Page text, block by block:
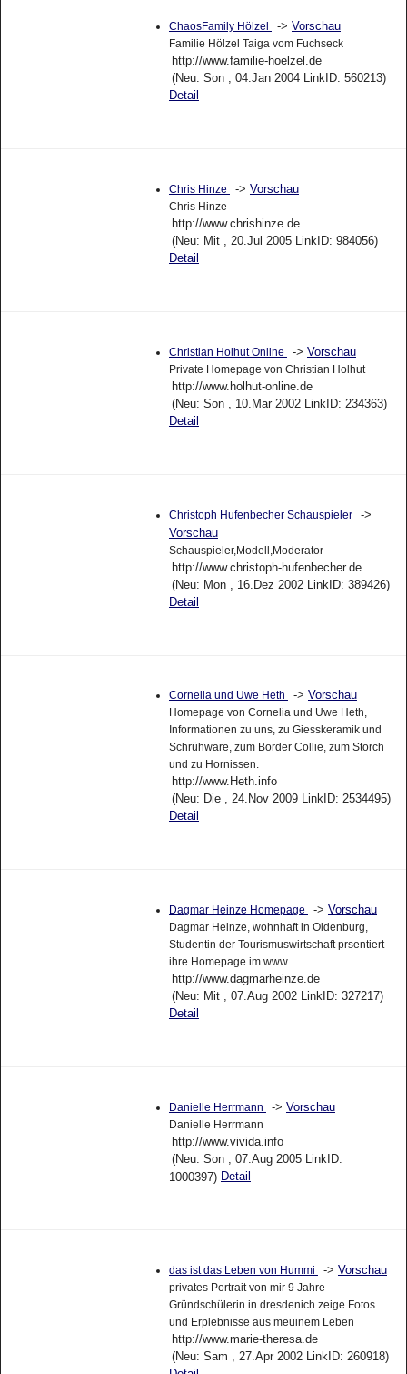
ChaosFamily Hölzel -> Vorschau
Familie Hölzel Taiga vom Fuchseck
http://www.familie-hoelzel.de
(Neu: Son , 04.Jan 2004 LinkID: 560213)
Detail
Chris Hinze -> Vorschau
Chris Hinze
http://www.chrishinze.de
(Neu: Mit , 20.Jul 2005 LinkID: 984056)
Detail
Christian Holhut Online -> Vorschau
Private Homepage von Christian Holhut
http://www.holhut-online.de
(Neu: Son , 10.Mar 2002 LinkID: 234363)
Detail
Christoph Hufenbecher Schauspieler
->
Vorschau
Schauspieler,Modell,Moderator
http://www.christoph-hufenbecher.de
(Neu: Mon , 16.Dez 2002 LinkID: 389426)
Detail
Cornelia und Uwe Heth -> Vorschau
Homepage von Cornelia und Uwe Heth,
Informationen zu uns, zu Giesskeramik und
Schrühware, zum Border Collie, zum Storch
und zu Hornissen.
http://www.Heth.info
(Neu: Die , 24.Nov 2009 LinkID: 2534495)
Detail
Dagmar Heinze Homepage -> Vorschau
Dagmar Heinze, wohnhaft in Oldenburg,
Studentin der Tourismuswirtschaft prsentiert
ihre Homepage im www
http://www.dagmarheinze.de
(Neu: Mit , 07.Aug 2002 LinkID: 327217)
Detail
Danielle Herrmann -> Vorschau
Danielle Herrmann
http://www.vivida.info
(Neu: Son , 07.Aug 2005 LinkID:
1000397) Detail
das ist das Leben von Hummi -> Vorschau
privates Portrait von mir 9 Jahre
Gründschülerin in dresdenich zeige Fotos
und Erplebnisse aus meuinem Leben
http://www.marie-theresa.de
(Neu: Sam , 27.Apr 2002 LinkID: 260918)